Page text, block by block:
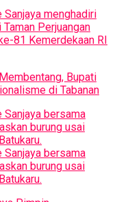
Bupati
di Tabanan